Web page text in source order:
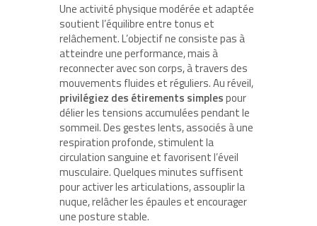
Une activité physique modérée et adaptée
soutient l’équilibre entre tonus et
relâchement. L’objectif ne consiste pas à
atteindre une performance, mais à
reconnecter avec son corps, à travers des
mouvements fluides et réguliers. Au réveil,
privilégiez des étirements simplespour
délier les tensions accumulées pendant le
sommeil. Des gestes lents, associés à une
respiration profonde, stimulent la
circulation sanguine et favorisent l’éveil
musculaire. Quelques minutes suffisent
pour activer les articulations, assouplir la
nuque, relâcher les épaules et encourager
une posture stable.